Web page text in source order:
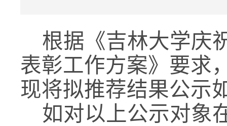
根据《吉林大学庆
表彰工作方案》要求
现将拟推荐结果公示
如对以上公示对象